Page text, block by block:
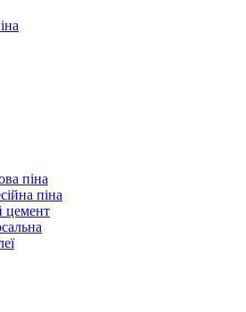
піна
піна
цемент